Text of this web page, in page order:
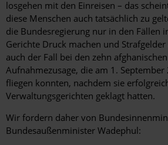
losgehen mit den Einreisen – das
diese Menschen auch tatsächlich zu
die Bundesregierung nur in den Fällen
Gerichte Druck machen und
auch der Fall bei den zehn
Aufnahmezusage, die am 1.
fliegen konnten, nachdem sie
Verwaltungsgerichten geklagt hatten.
Wir fordern daher von
Bundesaußenminister Wadephul: